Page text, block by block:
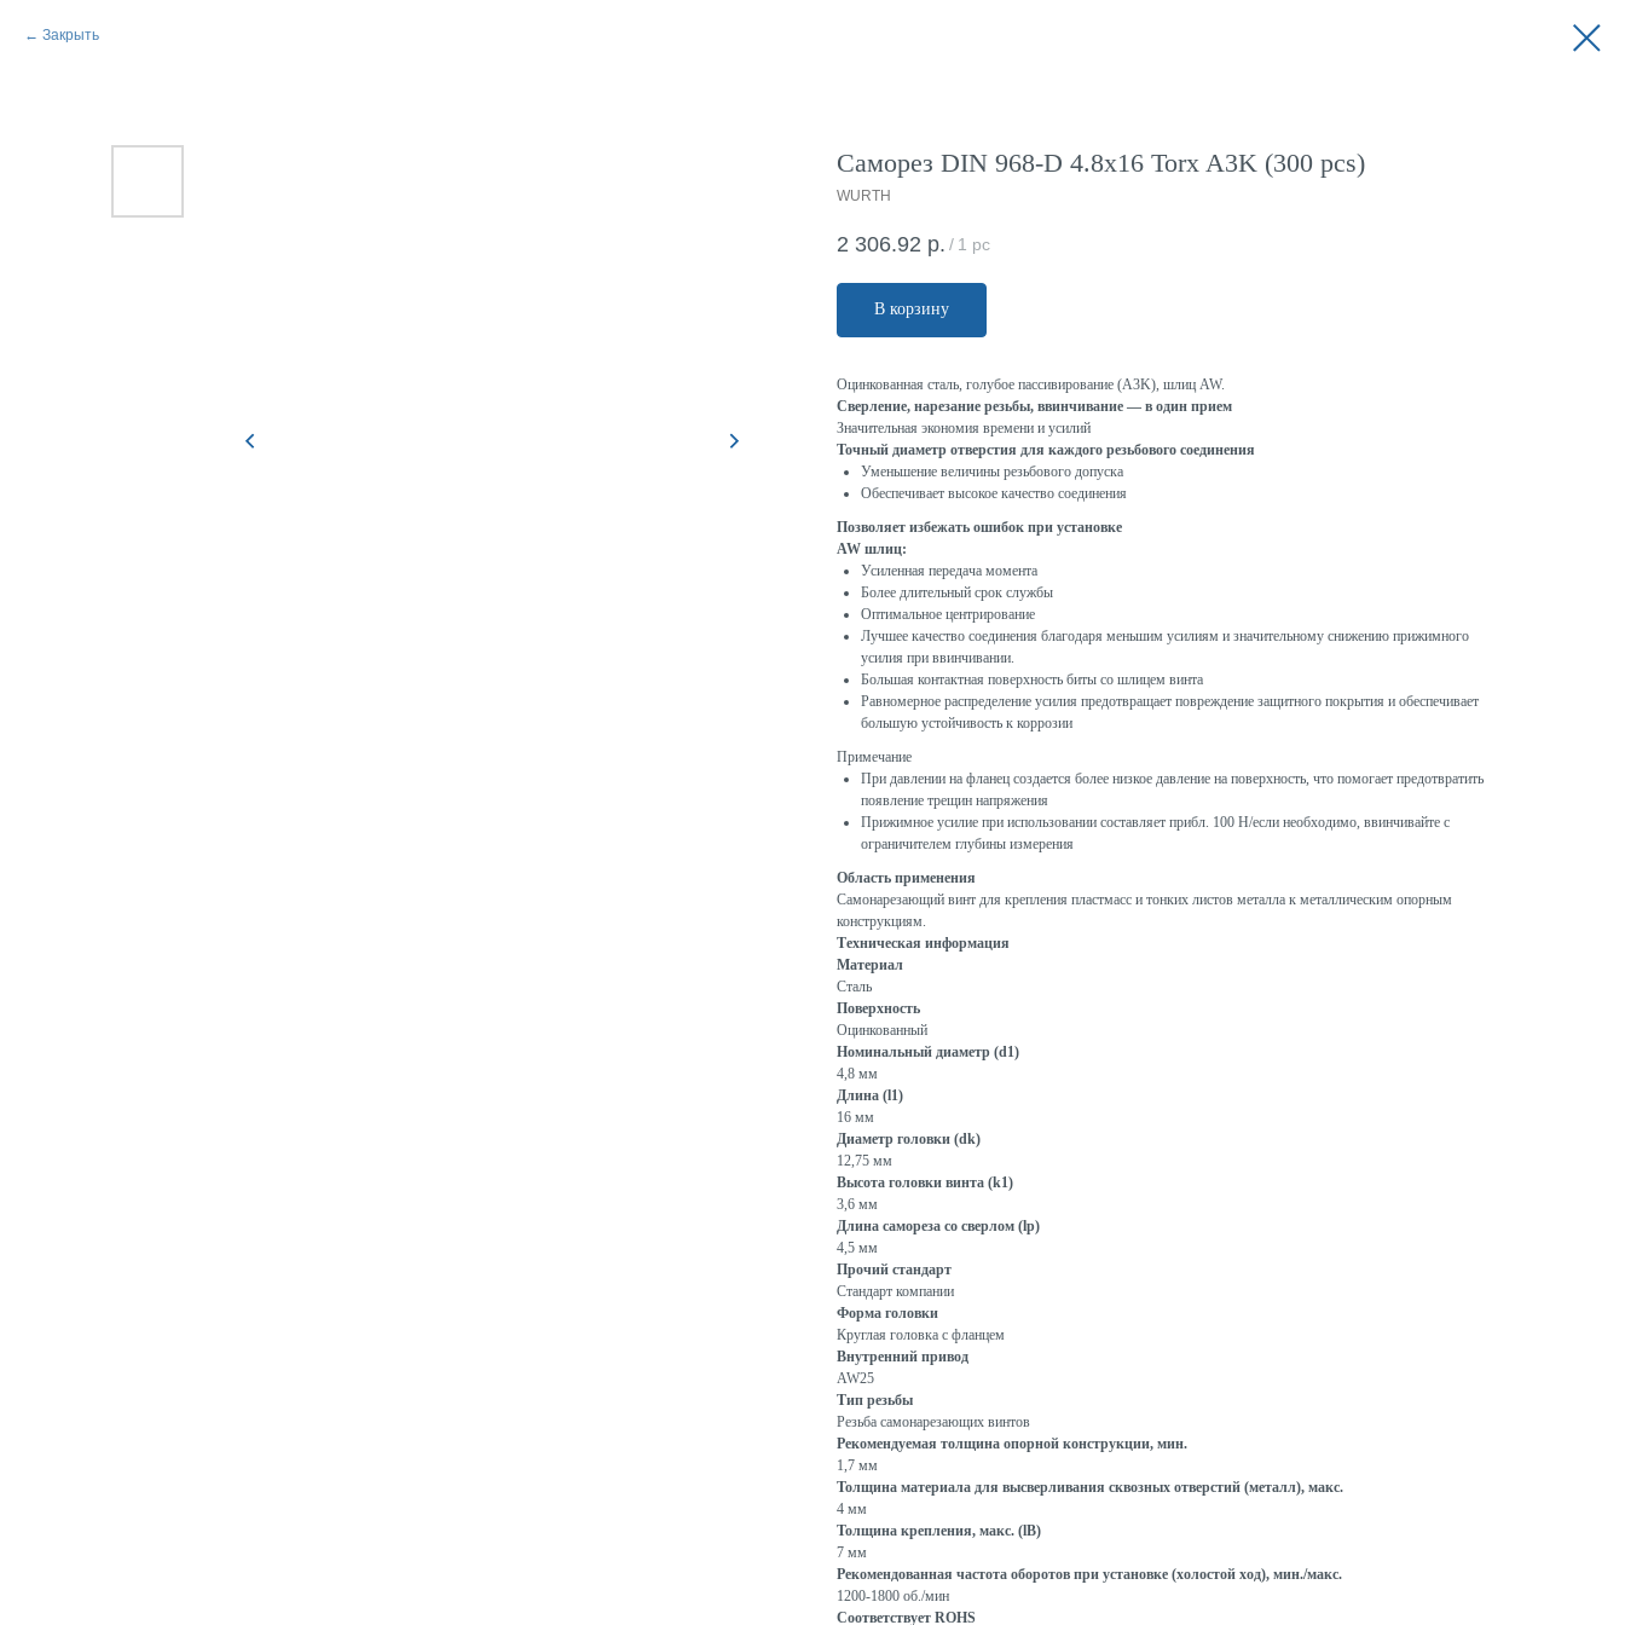
Закрыть
Саморез DIN 968-D 4.8x16 Torx A3K (300 pcs)
WURTH
2 306.92 р. / 1 pc
В корзину
Оцинкованная сталь, голубое пассивирование (A3K), шлиц AW.
Сверление, нарезание резьбы, ввинчивание — в один прием
Значительная экономия времени и усилий
Точный диаметр отверстия для каждого резьбового соединения
Уменьшение величины резьбового допуска
Обеспечивает высокое качество соединения
Позволяет избежать ошибок при установке
AW шлиц:
Усиленная передача момента
Более длительный срок службы
Оптимальное центрирование
Лучшее качество соединения благодаря меньшим усилиям и значительному снижению прижимного
усилия при ввинчивании.
Большая контактная поверхность биты со шлицем винта
Равномерное распределение усилия предотвращает повреждение защитного покрытия и обеспечивает
большую устойчивость к коррозии
Примечание
При давлении на фланец создается более низкое давление на поверхность, что помогает предотвратить
появление трещин напряжения
Прижимное усилие при использовании составляет прибл. 100 Н/если необходимо, ввинчивайте с
ограничителем глубины измерения
Область применения
Самонарезающий винт для крепления пластмасс и тонких листов металла к металлическим опорным
конструкциям.
Техническая информация
Материал
Сталь
Поверхность
Оцинкованный
Номинальный диаметр (d1)
4,8 мм
Длина (l1)
16 мм
Диаметр головки (dk)
12,75 мм
Высота головки винта (k1)
3,6 мм
Длина самореза со сверлом (lp)
4,5 мм
Прочий стандарт
Стандарт компании
Форма головки
Круглая головка с фланцем
Внутренний привод
AW25
Тип резьбы
Резьба самонарезающих винтов
Рекомендуемая толщина опорной конструкции, мин.
1,7 мм
Толщина материала для высверливания сквозных отверстий (металл), макс.
4 мм
Толщина крепления, макс. (lB)
7 мм
Рекомендованная частота оборотов при установке (холостой ход), мин./макс.
1200-1800 об./мин
Соответствует ROHS